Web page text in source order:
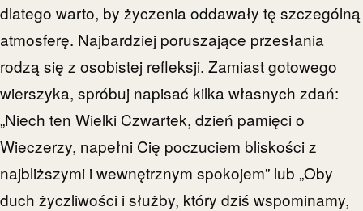
dlatego warto, by życzenia oddawały tę szczególną
atmosferę. Najbardziej poruszające przesłania
rodzą się z osobistej refleksji. Zamiast gotowego
wierszyka, spróbuj napisać kilka własnych zdań:
„Niech ten Wielki Czwartek, dzień pamięci o
Wieczerzy, napełni Cię poczuciem bliskości z
najbliższymi i wewnętrznym spokojem” lub „Oby
duch życzliwości i służby, który dziś wspominamy,